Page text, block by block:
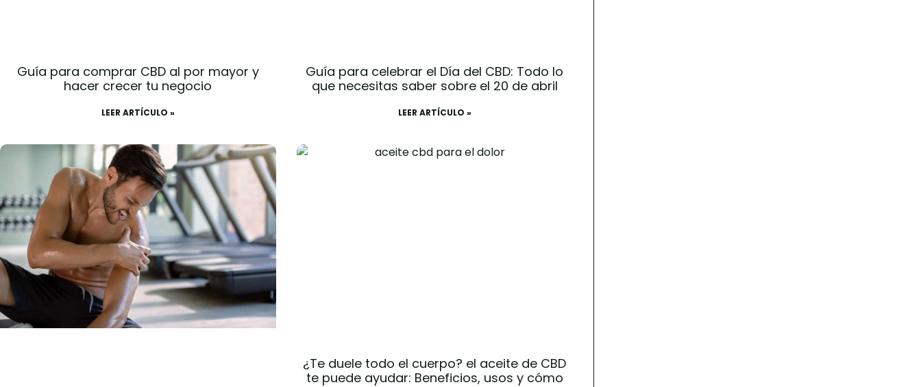
Guía para comprar CBD al por mayor y
hacer crecer tu negocio
LEER ARTÍCULO »
Guía para celebrar el Día del CBD: Todo lo
que necesitas saber sobre el 20 de abril
LEER ARTÍCULO »
¿Te duele todo el cuerpo? el aceite de CBD
te puede ayudar: Beneficios, usos y cómo